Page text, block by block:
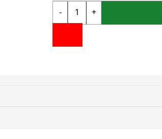
-
INTERFLEX
PRENS.CAP-
2000
+